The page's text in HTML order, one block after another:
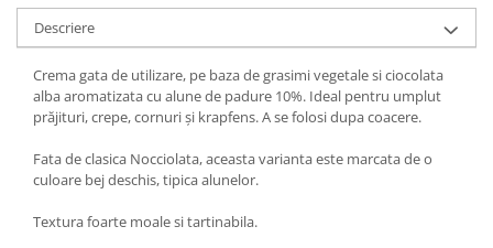
Descriere
Crema gata de utilizare, pe baza de grasimi vegetale si ciocolata
alba aromatizata cu alune de padure 10%. Ideal pentru umplut
prăjituri, crepe, cornuri și krapfens. A se folosi dupa coacere.
Fata de clasica Nocciolata, aceasta varianta este marcata de o
culoare bej deschis, tipica alunelor.
Textura foarte moale si tartinabila.